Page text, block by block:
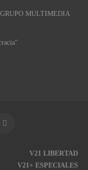
MULTIMEDIA
V21 LIBERTAD
V21+ ESPECIALES